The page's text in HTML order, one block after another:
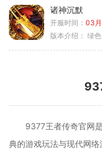
诸神沉默
开服时间： 03
版本介绍： 绿
9377王者传奇官网
典的游戏玩法与现代网